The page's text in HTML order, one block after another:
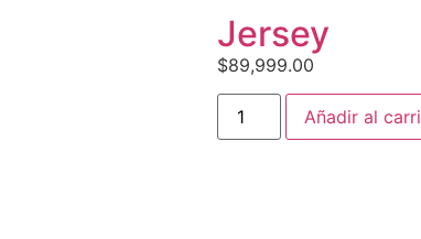
Jersey
$89,999.00
Añadir al